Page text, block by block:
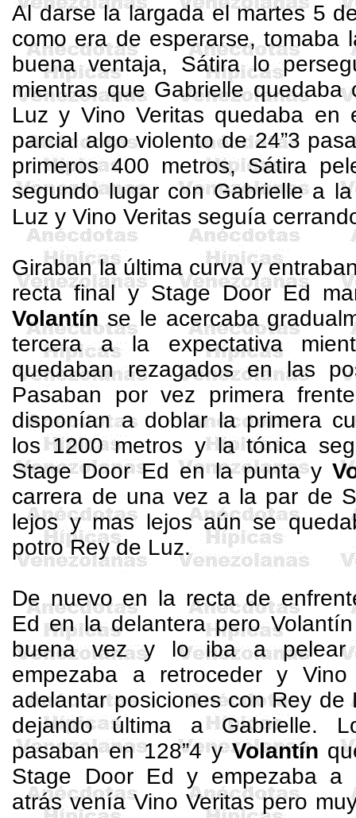
Al darse la largada el martes 5
como era de esperarse, tomaba
buena ventaja, Sátira lo
mientras que Gabriellequedaba
Luz y Vino Veritas quedaba en
parcial algo violento de 24”3
primeros400 metros, Sátira
segundo lugar conGabriellea la
Luz y Vino Veritas seguía
Giraban la última curva y
recta final yStage Door Ed
Volantínse le acercaba
tercera a la expectativa
quedaban rezagados en las
Pasaban por vez primera
disponían a doblar la primera
los1200 metros y la tónica
Stage Door Ed en la punta y
carrera de una vez a la par de
lejos y mas lejos aún se
potro Rey de Luz.
De nuevo en la recta de
Eden la delantera pero
buena vez y lo iba a pelear
empezaba a retroceder y
adelantar posiciones con Rey
dejando última aGabrielle.
pasaban en 128”4 yVolantín
Stage
Door Ed y empezaba a
atrás venía Vino Veritas pero